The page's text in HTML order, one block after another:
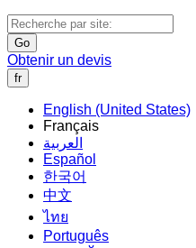
Go
Obtenir un devis
fr
English (United States)
Français
العربية
Español
한국어
中文
ไทย
Português